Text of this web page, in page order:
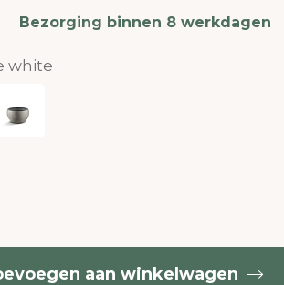
Bezorging binnen 8 werkdagen
white
aan winkelwagen